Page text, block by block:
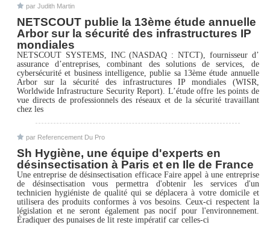
par Judith Martin
NETSCOUT publie la 13ème étude annuelle
Arbor sur la sécurité des infrastructures IP
mondiales
NETSCOUT SYSTEMS, INC (NASDAQ : NTCT), fournisseur d’
assurance d’entreprises, combinant des solutions de services, de
cybersécurité et business intelligence, publie sa 13ème étude annuelle
Arbor sur la sécurité des infrastructures IP mondiales (WISR,
Worldwide Infrastructure Security Report). L’étude offre les points de
vue directs de professionnels des réseaux et de la sécurité travaillant
chez les
par Referencement Du Pro
Sh Hygiène, une équipe d'experts en
désinsectisation à Paris et en Ile de France
Une entreprise de désinsectisation efficace Faire appel à une entreprise
de désinsectisation vous permettra d'obtenir les services d'un
technicien hygiéniste de qualité qui se déplacera à votre domicile et
utilisera des produits conformes à vos besoins. Ceux-ci respectent la
législation et ne seront également pas nocif pour l'environnement.
Éradiquer des punaises de lit reste impératif car celles-ci